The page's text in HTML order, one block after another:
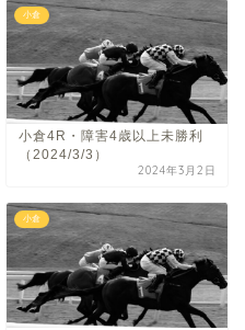
小倉
小倉4R・障害4歳以上未勝利
（2024/3/3）
2024年3月2日
小倉